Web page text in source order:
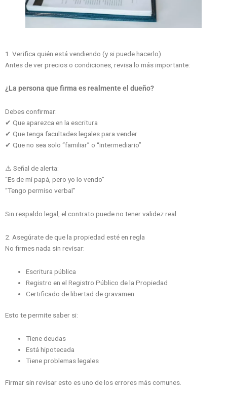
1. Verifica quién está vendiendo (y si puede hacerlo)
Antes de ver precios o condiciones, revisa lo más importante:
¿La persona que firma es realmente el dueño?
Debes confirmar:
✔ Que aparezca en la escritura
✔ Que tenga facultades legales para vender
✔ Que no sea solo “familiar” o “intermediario”
⚠️ Señal de alerta:
“Es de mi papá, pero yo lo vendo”
“Tengo permiso verbal”
Sin respaldo legal, el contrato puede no tener validez real.
2. Asegúrate de que la propiedad esté en regla
No firmes nada sin revisar:
Escritura pública
Registro en el Registro Público de la Propiedad
Certificado de libertad de gravamen
Esto te permite saber si:
Tiene deudas
Está hipotecada
Tiene problemas legales
Firmar sin revisar esto es uno de los errores más comunes.